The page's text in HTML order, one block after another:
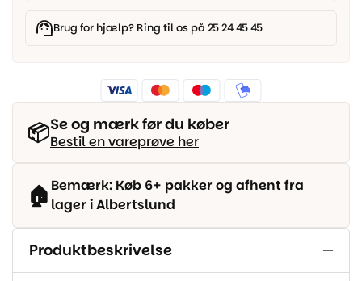
børstet
struktur
Brug for hjælp? Ring til os på 25 24 45 45
📦Se og mærk før du køber
Bestil en vareprøve her
🏠 Bemærk: Køb 6+ pakker og afhent fra
lager i Albertslund
Produktbeskrivelse